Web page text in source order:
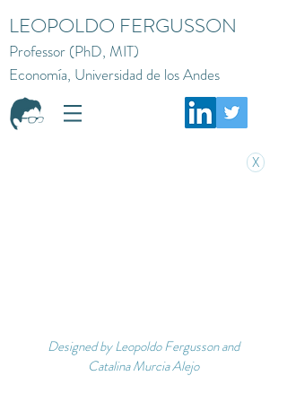
LEOPOLDO FERGUSSON
Professor (PhD, MIT)
Economía, Universidad de los Andes
X
Designed by Leopoldo Fergusson and
Catalina Murcia Alejo